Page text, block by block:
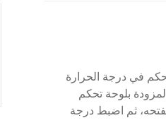
في درجة الحرارة
بلوحة تحكم
على زر [قفل/فتح]لمدة 3 ثوانٍ لفتحه، ثم اضبط درجة